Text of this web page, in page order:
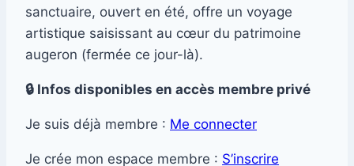
sanctuaire, ouvert en été, offre un voyage
artistique saisissant au cœur du patrimoine
augeron (fermée ce jour-là).
🔒 Infos disponibles en accès membre privé
Je suis déjà membre : Me connecter
Je crée mon espace membre : S’inscrire